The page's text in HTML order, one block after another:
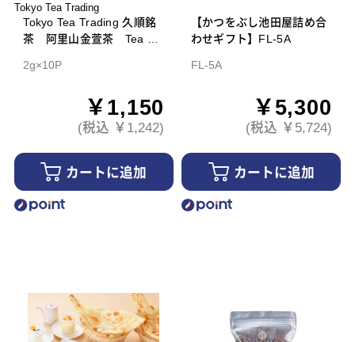
Tokyo Tea Trading
Tokyo Tea Trading 久順銘
茶 阿里山金萱茶 Tea Ba
2g×10P
￥1,150
(税込 ￥1,242)
カートに追加
【かつをぶし池田屋詰め合
わせギフト】FL-5A
FL-5A
￥5,300
(税込 ￥5,724)
カートに追加